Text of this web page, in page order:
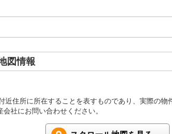
図情報
住所に所在することを表すものであり、実際の物
社にお問い合わせください。